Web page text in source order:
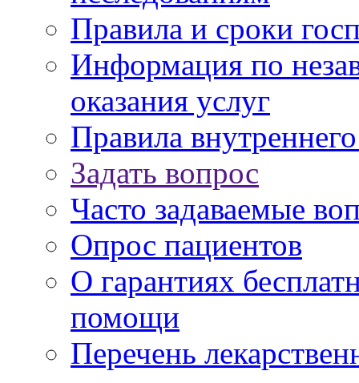
Правила и сроки
Информация по
оказания услуг
Правила
Задать вопрос
Часто задаваемые
Опрос пациентов
О гарантиях
помощи
Перечень